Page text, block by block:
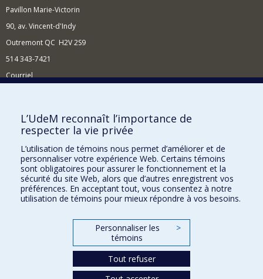
Pavillon Marie-Victorin
90, av. Vincent-d'Indy
Outremont QC H2V 2S9
514 343-7421
Courriel
Comment soutenir l'École?
BESOIN D'AIDE?
Plan du site
Signaler une erreur
Accessibilité
FACULTÉ DES ARTS ET DES SCIENCES
Nos départements et écoles
L’UdeM reconnaît l’importance de
respecter la vie privée
L’utilisation de témoins nous permet d’améliorer et de
personnaliser votre expérience Web. Certains témoins
sont obligatoires pour assurer le fonctionnement et la
sécurité du site Web, alors que d’autres enregistrent vos
préférences. En acceptant tout, vous consentez à notre
utilisation de témoins pour mieux répondre à vos besoins.
Personnaliser les
témoins
>
Tout refuser